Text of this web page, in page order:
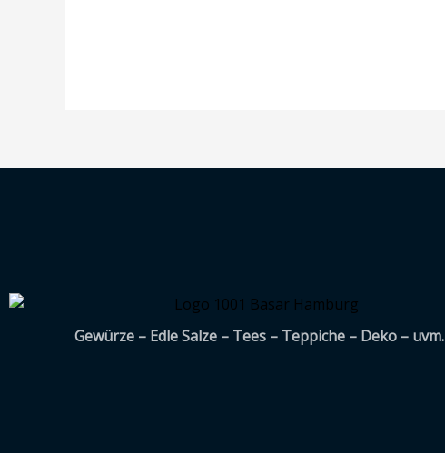
Gewürze – Edle Salze – Tees – Teppiche – Deko – uvm.